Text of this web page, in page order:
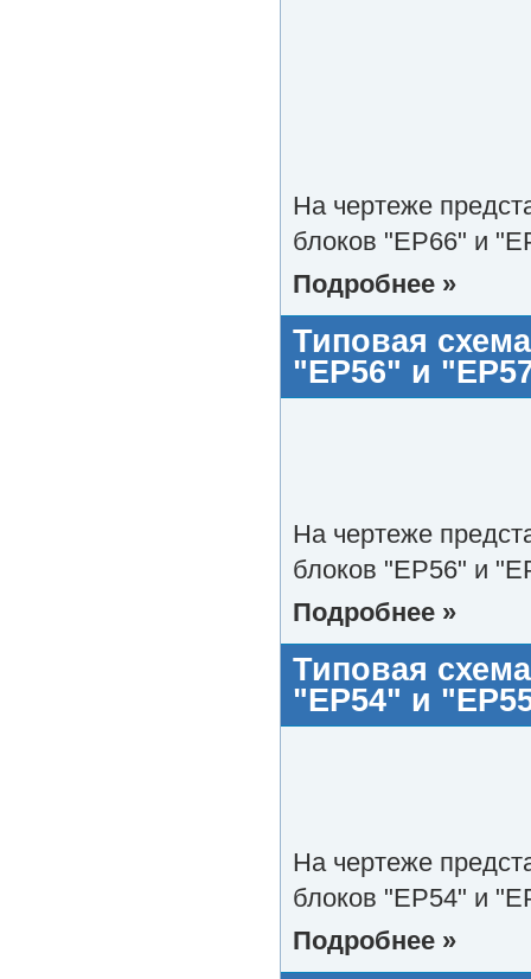
На чертеже
блоков "EP66" и
Подробнее »
Типовая
"EP56" и
На чертеже
блоков "EP56" и
Подробнее »
Типовая
"EP54" и
На чертеже
блоков "EP54" и
Подробнее »